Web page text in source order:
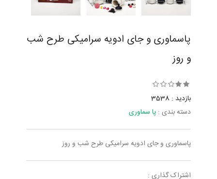
پاسماوری و جای ادویه سرامیکی طرح شب
و روز
بازدید : 3538
دسته بندی : پا سماوری
پاسماوری و جای ادویه سرامیکی طرح شب و روز
اشتراک گذاری :